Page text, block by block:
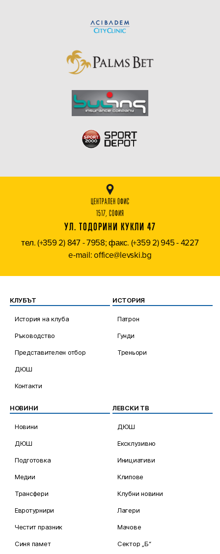
ЦЕНТРАЛЕН ОФИС
1517, СОФИЯ
УЛ. ТОДОРИНИ КУКЛИ 47
тел. (+359 2) 847 - 7958; факс. (+359 2) 945 - 4227
e-mail: office@levski.bg
КЛУБЪТ
История на клуба
Ръководство
Представителен отбор
ДЮШ
Контакти
ИСТОРИЯ
Патрон
Гунди
Треньори
НОВИНИ
Новини
ДЮШ
Подготовка
Медии
Трансфери
Евротурнири
Честит празник
Синя памет
ЛЕВСКИ ТВ
ДЮШ
Ексклузивно
Инициативи
Клипове
Клубни новини
Лагери
Мачове
Сектор „Б“